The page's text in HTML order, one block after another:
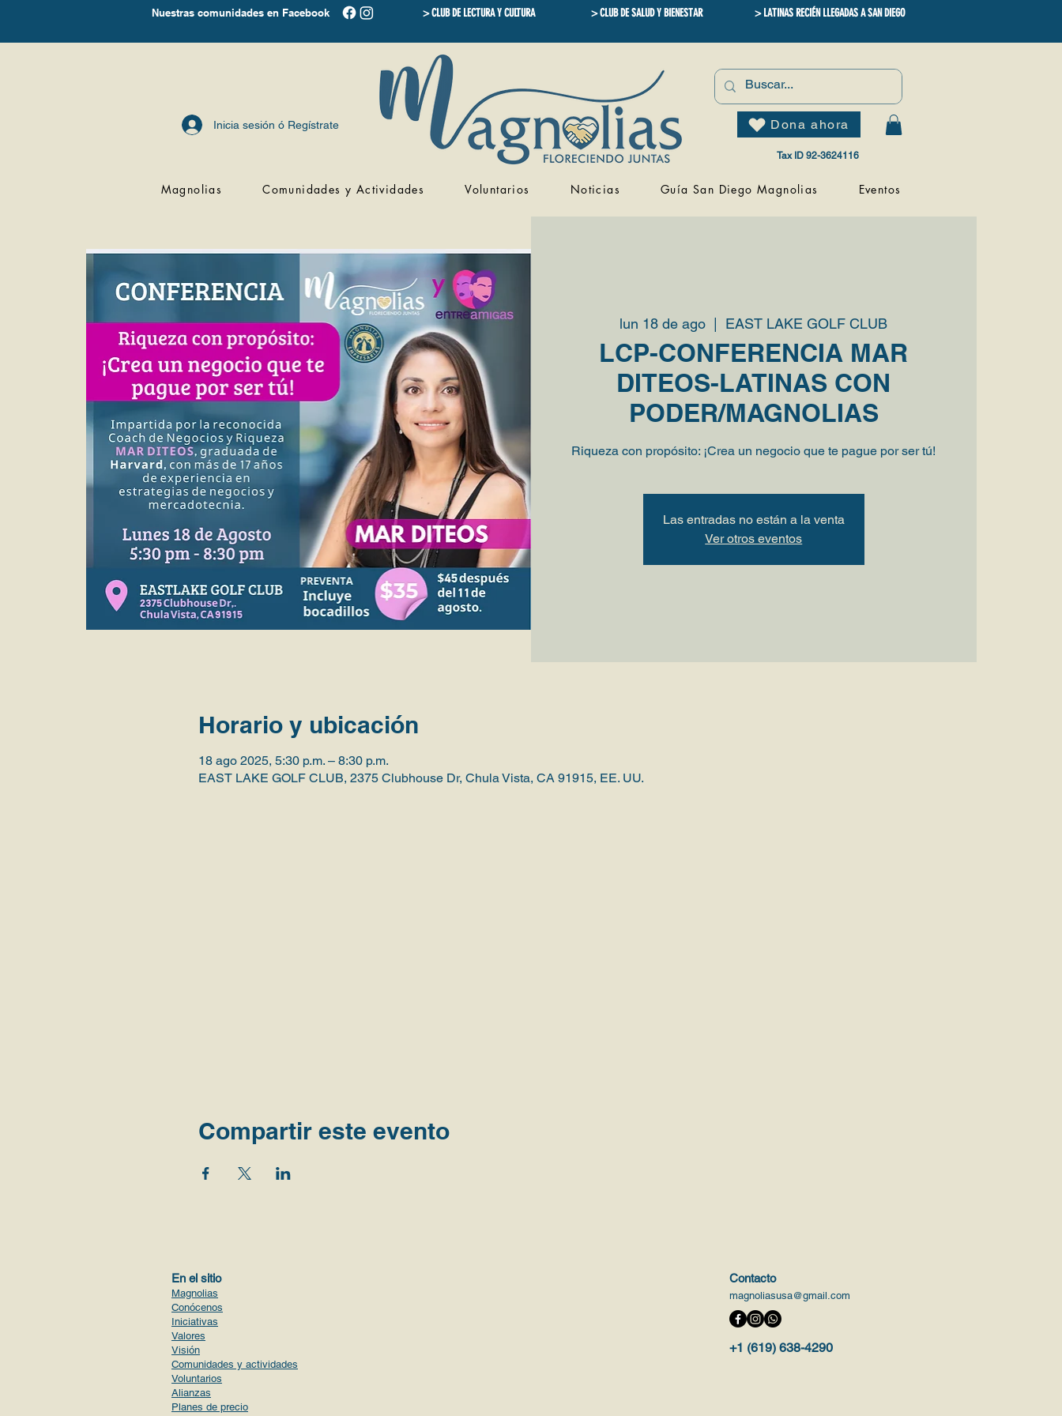
Nuestras comunidades en Facebook > CLUB DE LECTURA Y CULTURA > CLUB DE SALUD Y BIENESTAR > LATINAS RECIÉN LLEGADAS A SAN DIEGO
Inicia sesión ó Regístrate Dona ahora
Tax ID 92-3624116
Magnolias Comunidades y Actividades Voluntarios Noticias Guía San Diego Magnolias Eventos
lun 18 de ago
  |
EAST LAKE GOLF CLUB
LCP-CONFERENCIA MAR
DITEOS-LATINAS CON
PODER/MAGNOLIAS
Riqueza con propósito: ¡Crea un negocio que te pague por ser tú!
Las entradas no están a la venta
Ver otros eventos
Horario y ubicación
18 ago 2025, 5:30 p.m. – 8:30 p.m.
EAST LAKE GOLF CLUB, 2375 Clubhouse Dr, Chula Vista, CA 91915, EE. UU.
Compartir este evento
En el sitio
Magnolias
Conócenos
Iniciativas
Valores
Visión
Comunidades y actividades
Voluntarios
Alianzas
Planes de precio
Contacto
magnoliasusa@gmail.com
+1 (619) 638-4290